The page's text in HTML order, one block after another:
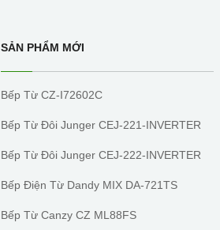
SẢN PHẨM MỚI
Bếp Từ CZ-I72602C
Bếp Từ Đôi Junger CEJ-221-INVERTER
Bếp Từ Đôi Junger CEJ-222-INVERTER
Bếp Điện Từ Dandy MIX DA-721TS
Bếp Từ Canzy CZ ML88FS